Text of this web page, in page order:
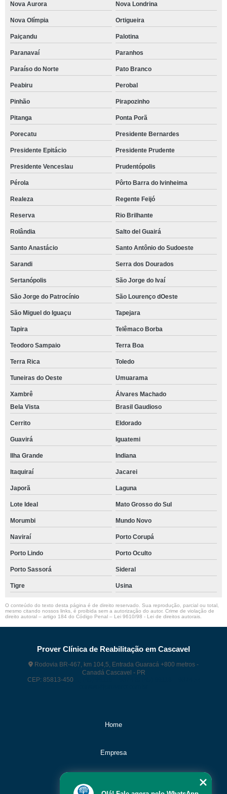
Nova Aurora Nova Londrina
Nova Olímpia Ortigueira
Paiçandu Palotina
Paranavaí Paranhos
Paraíso do Norte Pato Branco
Peabiru Perobal
Pinhão Pirapozinho
Pitanga Ponta Porã
Porecatu Presidente Bernardes
Presidente Epitácio Presidente Prudente
Presidente Venceslau Prudentópolis
Pérola Pôrto Barra do Ivinheima
Realeza Regente Feijó
Reserva Rio Brilhante
Rolândia Salto del Guairá
Santo Anastácio Santo Antônio do Sudoeste
Sarandi Serra dos Dourados
Sertanópolis São Jorge do Ivaí
São Jorge do Patrocínio São Lourenço dOeste
São Miguel do Iguaçu Tapejara
Tapira Telêmaco Borba
Teodoro Sampaio Terra Boa
Terra Rica Toledo
Tuneiras do Oeste Umuarama
Xambrê
Álvares Machado
Bela Vista
Brasil Gaudioso
Cerrito Eldorado
Guavirá Iguatemi
Ilha Grande Indiana
Itaquiraí Jacarei
Japorã Laguna
Lote Ideal Mato Grosso do Sul
Morumbi Mundo Novo
Naviraí Porto Corupá
Porto Lindo Porto Oculto
Porto Sassorá Sideral
Tigre Usina
O conteúdo do texto desta página é de direito reservado. Sua reprodução, parcial ou total,
mesmo citando nossos links, é proibida sem a autorização do autor. Crime de violação de
direito autoral – artigo 184 do Código Penal – Lei 9610/98 - Lei de direitos autorais
Prover Clínica de Reabilitação em Cascavel
Rodovia BR-467, km 104,5, Entrada Guaracá +800 metros -
Canadá Cascavel - PR
CEP: 85813-450
Home
Empresa